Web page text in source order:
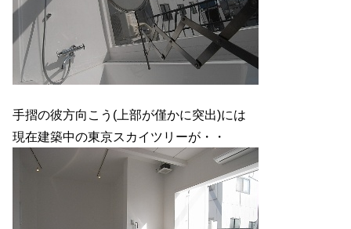
手摺の彼方向こう(上部が僅かに突出)には
現在建築中の東京スカイツリーが・・